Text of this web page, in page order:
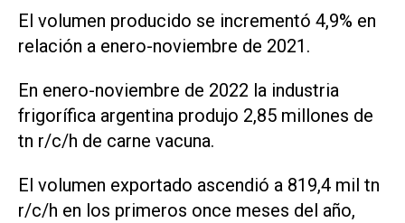
El volumen producido se incrementó 4,9% en
relación a enero-noviembre de 2021.
En enero-noviembre de 2022 la industria
frigorífica argentina produjo 2,85 millones de
tn r/c/h de carne vacuna.
El volumen exportado ascendió a 819,4 mil tn
r/c/h en los primeros once meses del año,